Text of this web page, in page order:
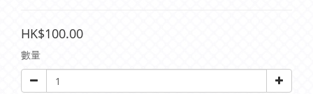
HK$100.00
數量